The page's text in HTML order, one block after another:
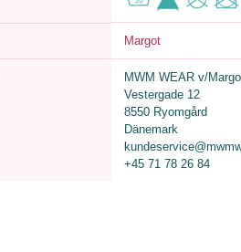
Margot
MWM WEAR v/
Vestergade 12
8550 Ryomgård
Dänemark
+45 71 78 26 84